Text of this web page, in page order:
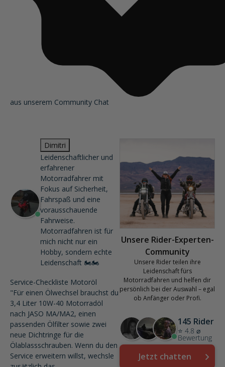
aus unserem Community Chat
Dimitri
Leidenschaftlicher und
erfahrener
Motorradfahrer mit
Fokus auf Sicherheit,
Fahrspaß und eine
vorausschauende
Fahrweise.
Motorradfahren ist für
mich nicht nur ein
Hobby, sondern echte
Leidenschaft 🏍️🏍️
Service-Checkliste Motoröl
"Für einen Ölwechsel brauchst du
3,4 Liter 10W-40 Motorradöl
nach JASO MA/MA2, einen
passenden Ölfilter sowie zwei
neue Dichtringe für die
Ölablassschrauben. Wenn du den
Service erweitern willst, wechsle
Unsere Rider-Experten-
Community
Unsere Rider teilen ihre
Leidenschaft fürs
Motorradfahren und helfen dir
persönlich bei der Auswahl – egal
ob Anfänger oder Profi.
145 Rider
⭐ 4.8 ⌀
Bewertung
Jetzt chatten